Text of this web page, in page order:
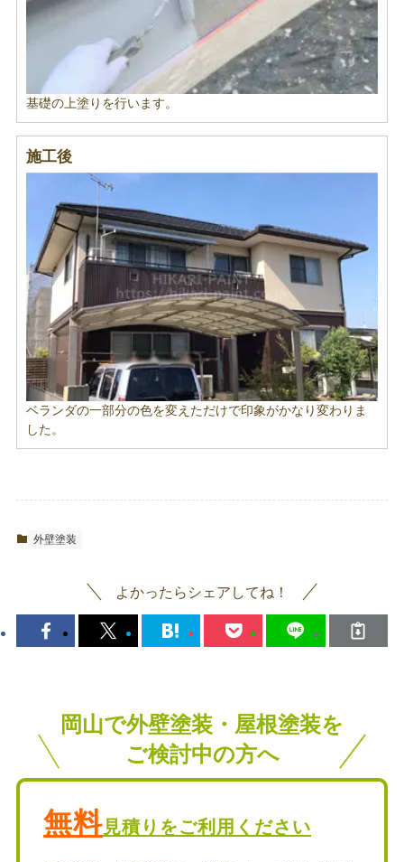
基礎の上塗りを行います。
施工後
ベランダの一部分の色を変えただけで印象がかなり変わりま
した。
外壁塗装
よかったらシェアしてね！
岡山で外壁塗装・屋根塗装を
ご検討中の方へ
無料見積りをご利用ください